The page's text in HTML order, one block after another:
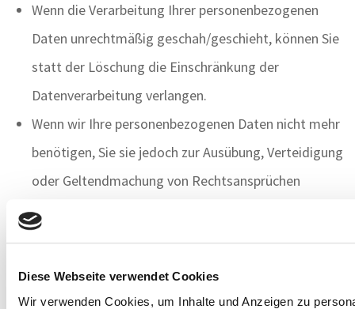
Diese Webseite verwendet Cookies
Wir verwenden Cookies, um Inhalte und Anzeigen zu
Wenn die Verarbeitung Ihrer personenbezogenen
Daten unrechtmäßig geschah/geschieht, können Sie
statt der Löschung die Einschränkung der
Datenverarbeitung verlangen.
Wenn wir Ihre personenbezogenen Daten nicht mehr
benötigen, Sie sie jedoch zur Ausübung, Verteidigung
oder Geltendmachung von Rechtsansprüchen
benötigen, haben Sie das Recht, statt der Löschung
Wenn Sie einen Widerspruch nach Art. 21 Abs. 1 DSGVO